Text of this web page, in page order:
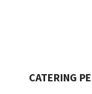
CATERING